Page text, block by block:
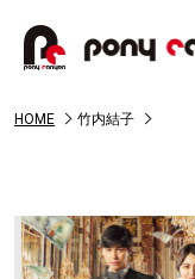
HOME 竹内結子